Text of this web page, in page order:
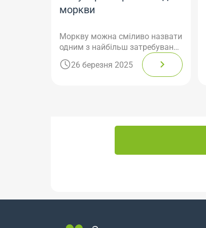
моркви
Моркву можна сміливо назвати
одним з найбільш затребуваних
і популярних овочів у світі. Вона
цінується не тільки своїм
26 березня 2025